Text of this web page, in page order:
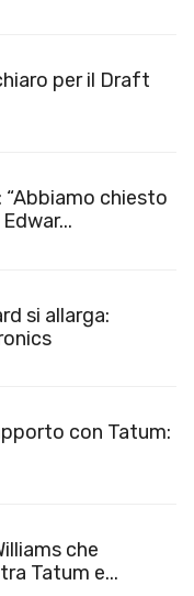
per il Draft
“Abbiamo chiesto
si allarga:
con Tatum:
che
Tatum e...